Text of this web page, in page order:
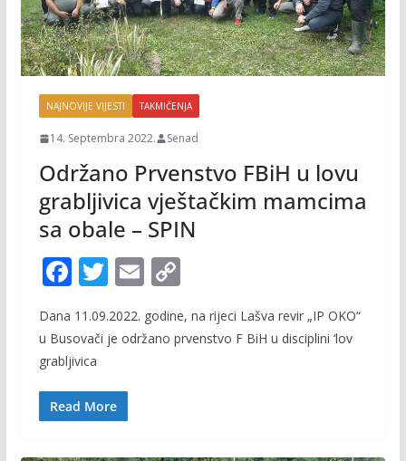
NAJNOVIJE VIJESTI TAKMIČENJA
14. Septembra 2022. Senad
Održano Prvenstvo FBiH u lovu
grabljivica vještačkim mamcima
sa obale – SPIN
F
e
b
o
o
T
itt
er
E
m
ai
C
p
Dana 11.09.2022. godine, na rijeci Lašva revir „IP OKO“
u Busovači je održano prvenstvo F BiH u disciplini ‘lov
grabljivica
Read More